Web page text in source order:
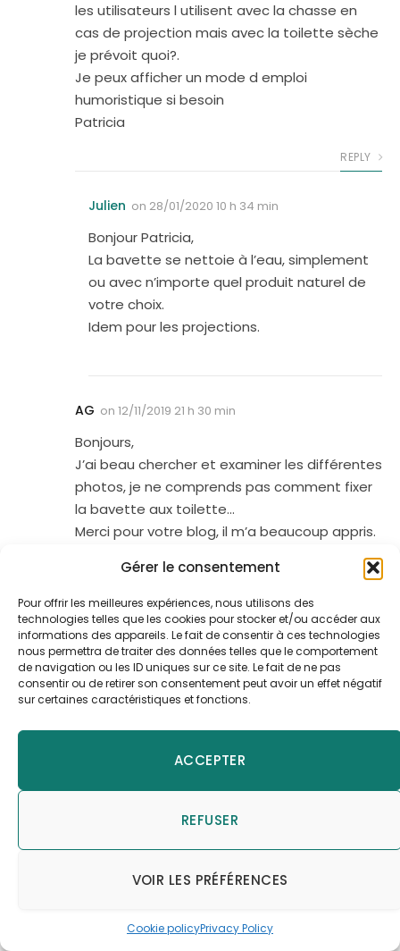
Gérer le consentement
Pour offrir les meilleures expériences, nous utilisons des
technologies telles que les cookies pour stocker et/ou accéder aux
informations des appareils. Le fait de consentir à ces technologies
nous permettra de traiter des données telles que le comportement
de navigation ou les ID uniques sur ce site. Le fait de ne pas
consentir ou de retirer son consentement peut avoir un effet négatif
sur certaines caractéristiques et fonctions.
ACCEPTER
REFUSER
VOIR LES PRÉFÉRENCES
Cookie policyPrivacy Policy
les utilisateurs l utilisent avec la chasse en
cas de projection mais avec la toilette sèche
je prévoit quoi?.
Je peux afficher un mode d emploi
humoristique si besoin
Patricia
REPLY
Julien on 28/01/2020 10 h 34 min
Bonjour Patricia,
La bavette se nettoie à l’eau, simplement
ou avec n’importe quel produit naturel de
votre choix.
Idem pour les projections.
AG on 12/11/2019 21 h 30 min
Bonjours,
J’ai beau chercher et examiner les différentes
photos, je ne comprends pas comment fixer
la bavette aux toilette…
Merci pour votre blog, il m’a beaucoup appris.
REPLY
Julienon28/01/2020 10 h 39 min
Bonjour,
Vous pouvez vous référer à la fiche produit
de la bavette, dans laquelle vous trouverez
Cliquez sur « Documents joints » et vous
trouverez cette notice.
on26/07/2019 13 h 38 min
sagit donc du seau 15L en inox + bavette,